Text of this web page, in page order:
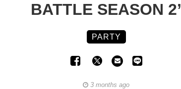
BATTLE SEASON 2’
PARTY
3 months ago